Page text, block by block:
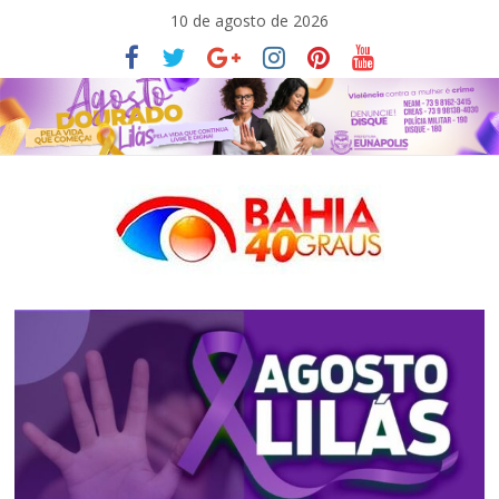
conteúdo
10 de agosto de 2026
Bahia40graus
Notícias
de
política,
meio